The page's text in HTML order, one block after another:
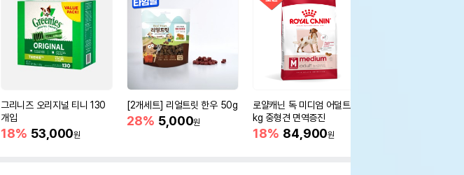
그리니즈 오리지널 티니 130
개입
18% 53,000원
[2개세트] 리얼트릿 한우 50g
28% 5,000원
로얄캐닌 독 미디엄 어덜트 10
kg 중형견 면역증진
18% 84,900원